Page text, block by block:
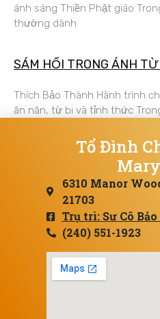
ánh sáng Thiền Phật giáo
thường dành
SÁM HỐI TRONG ÁNH TỪ
Thích Bảo Thành Hành trình
ăn năn, từ bi và tỉnh thức
Tổ Đình
6310 Manor
21703
Trụ trì: Sư Cô Bảo
(240) 551-1923